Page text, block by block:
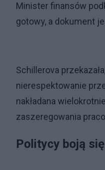
Minister finansów
gotowy, a dokument
Schillerova
nierespektowanie
nakładana
zaszeregowania
Politycy boją